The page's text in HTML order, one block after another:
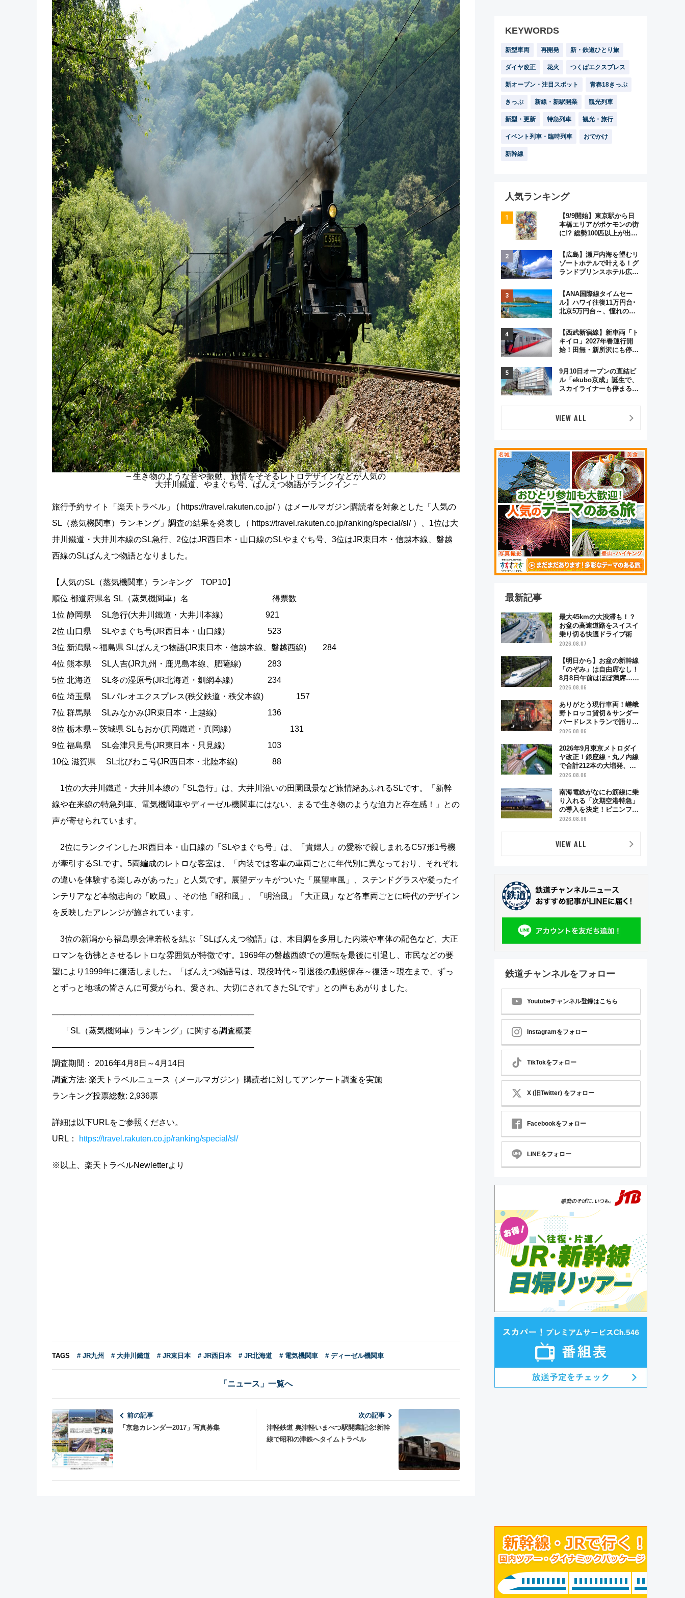
– 生き物のような音や振動、旅情をそそるレトロデザインなどが人気の
大井川鐵道、やまぐち号、ばんえつ物語がランクイン –
旅行予約サイト「楽天トラベル」 ( https://travel.rakuten.co.jp/ ）はメールマガジン購読者を対象とした「人気の
SL（蒸気機関車）ランキング」調査の結果を発表し（ https://travel.rakuten.co.jp/ranking/special/sl/ ）、1位は大
井川鐵道・大井川本線のSL急行、2位はJR西日本・山口線のSLやまぐち号、3位はJR東日本・信越本線、磐越
西線のSLばんえつ物語となりました。
【人気のSL（蒸気機関車）ランキング TOP10】
順位 都道府県名 SL（蒸気機関車）名 得票数
1位 静岡県 SL急行(大井川鐵道・大井川本線) 921
2位 山口県 SLやまぐち号(JR西日本・山口線) 523
3位 新潟県～福島県 SLばんえつ物語(JR東日本・信越本線、磐越西線) 284
4位 熊本県 SL人吉(JR九州・鹿児島本線、肥薩線) 283
5位 北海道 SL冬の湿原号(JR北海道・釧網本線) 234
6位 埼玉県 SLパレオエクスプレス(秩父鉄道・秩父本線) 157
7位 群馬県 SLみなかみ(JR東日本・上越線) 136
8位 栃木県～茨城県 SLもおか(真岡鐵道・真岡線) 131
9位 福島県 SL会津只見号(JR東日本・只見線) 103
10位 滋賀県 SL北びわこ号(JR西日本・北陸本線) 88
1位の大井川鐵道・大井川本線の「SL急行」は、大井川沿いの田園風景など旅情緒あふれるSLです。「新幹
線や在来線の特急列車、電気機関車やディーゼル機関車にはない、まるで生き物のような迫力と存在感！」との
声が寄せられています。
2位にランクインしたJR西日本・山口線の「SLやまぐち号」は、「貴婦人」の愛称で親しまれるC57形1号機
が牽引するSLです。5両編成のレトロな客室は、「内装では客車の車両ごとに年代別に異なっており、それぞれ
の違いを体験する楽しみがあった」と人気です。展望デッキがついた「展望車風」、ステンドグラスや凝ったイ
ンテリアなど本物志向の「欧風」、その他「昭和風」、「明治風」「大正風」など各車両ごとに時代のデザイン
を反映したアレンジが施されています。
3位の新潟から福島県会津若松を結ぶ「SLばんえつ物語」は、木目調を多用した内装や車体の配色など、大正
ロマンを彷彿とさせるレトロな雰囲気が特徴です。1969年の磐越西線での運転を最後に引退し、市民などの要
望により1999年に復活しました。「ばんえつ物語号は、現役時代～引退後の動態保存～復活～現在まで、ずっ
とずっと地域の皆さんに可愛がられ、愛され、大切にされてきたSLです」との声もあがりました。
────────────────────────────────────
「SL（蒸気機関車）ランキング」に関する調査概要
────────────────────────────────────
調査期間： 2016年4月8日～4月14日
調査方法: 楽天トラベルニュース（メールマガジン）購読者に対してアンケート調査を実施
ランキング投票総数: 2,936票
詳細は以下URLをご参照ください。
URL：
https://travel.rakuten.co.jp/ranking/special/sl/
※以上、楽天トラベルNewletterより
TAGS # JR九州 # 大井川鐵道 # JR東日本 # JR西日本 # JR北海道 # 電気機関車 # ディーゼル機関車
「ニュース」一覧へ
前の記事
「京急カレンダー2017」写真募集
次の記事
津軽鉄道 奥津軽いまべつ駅開業記念!新幹
線で昭和の津鉄へタイムトラベル
KEYWORDS
新型車両 再開発 新・鉄道ひとり旅
ダイヤ改正 花火 つくばエクスプレス
新オープン・注目スポット 青春18きっぷ
きっぷ 新線・新駅開業 観光列車
新型・更新 特急列車 観光・旅行
イベント列車・臨時列車 おでかけ
新幹線
人気ランキング
【9/9開始】東京駅から日
本橋エリアがポケモンの街
に!? 総勢100匹以上が出現
格謎解き・グッズ情報まと
め
【広島】瀬戸内海を望むリ
ゾートホテルで叶える！グ
ランドプリンスホテル広島
ジュアルパーティープラン
【ANA国際線タイムセー
ル】ハワイ往復11万円台･
北京5万円台～、憧れのビ
GW旅行まで狙える激アツ
路線まとめ（8/10まで）
【西武新宿線】新車両「ト
キイロ」2027年春運行開
始！田無・新所沢にも停
弾」も
9月10日オープンの直結ビ
ル「ekubo京成」誕生で、
スカイライナーも停まる巨
公開！
VIEW ALL
最新記事
最大45kmの大渋滞も！？
お盆の高速道路をスイスイ
乗り切る快適ドライブ術
2026.08.07
【明日から】お盆の新幹線
「のぞみ」は自由席なし！
8月8日午前はほぼ満席…で
も数時間ズラせば空きが見
「空席」探しのコツ
2026.08.06
ありがとう現行車両！嵯峨
野トロッコ貸切＆サンダー
バードレストランで語り合
う秋の京都 斉藤雪乃＆福
日「京都の鉄道満喫ツア
ー」開催
2026.08.06
2026年9月東京メトロダイ
ヤ改正！銀座線・丸ノ内線
で合計212本の大増発、混
雑緩和に期待
2026.08.06
南海電鉄がなにわ筋線に乗
り入れる「次期空港特急」
の導入を決定！ピニンファ
リーナによる日本初の鉄道
2026.08.06
VIEW ALL
鉄道チャンネルをフォロー
Youtubeチャンネル登録はこちら
Instagramをフォロー
TikTokをフォロー
X (旧Twitter) をフォロー
Facebookをフォロー
LINEをフォロー